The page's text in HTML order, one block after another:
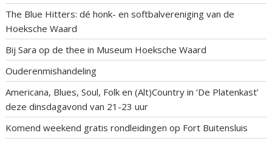
The Blue Hitters: dé honk- en softbalvereniging van de
Hoeksche Waard
Bij Sara op de thee in Museum Hoeksche Waard
Ouderenmishandeling
Americana, Blues, Soul, Folk en (Alt)Country in ‘De Platenkast’
deze dinsdagavond van 21-23 uur
Komend weekend gratis rondleidingen op Fort Buitensluis